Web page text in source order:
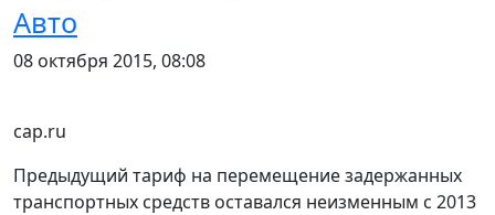
Авто
08 октября 2015, 08:08
cap.ru
Предыдущий тариф на перемещение задержанных
транспортных средств оставался неизменным с 2013